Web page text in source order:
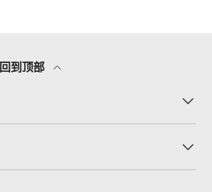
回到顶部